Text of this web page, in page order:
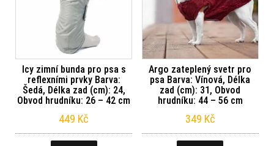
Icy zimní bunda pro psa s
reflexními prvky Barva:
Šedá, Délka zad (cm): 24,
Obvod hrudníku: 26 – 42 cm
449 Kč
Argo zateplený svetr pro
psa Barva: Vínová, Délka
zad (cm): 31, Obvod
hrudníku: 44 – 56 cm
349 Kč